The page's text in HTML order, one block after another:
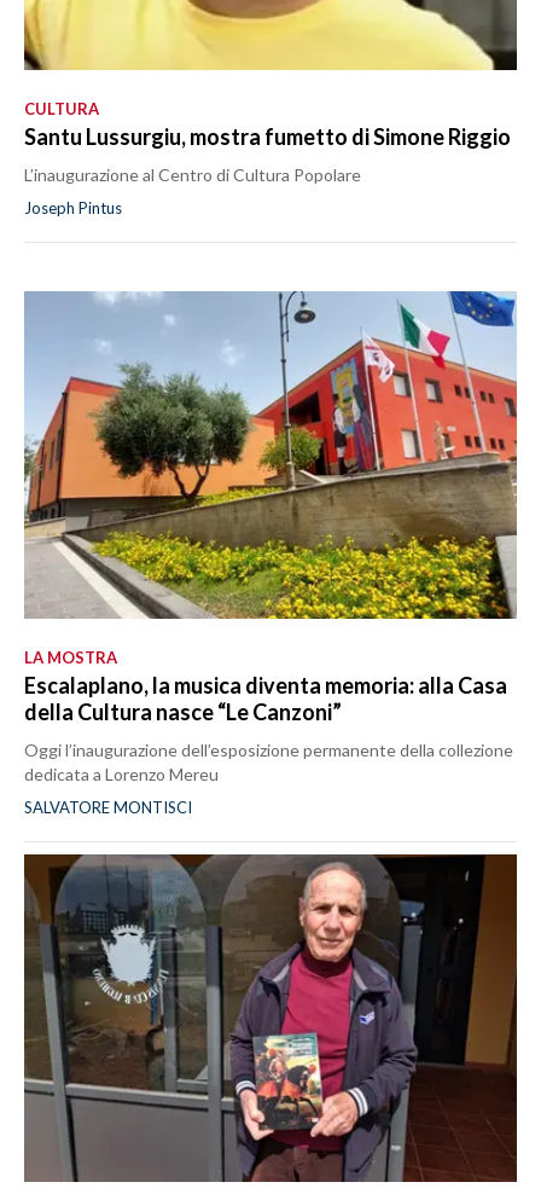
CULTURA
Santu Lussurgiu, mostra fumetto di Simone Riggio
L’inaugurazione al Centro di Cultura Popolare
Joseph Pintus
LA MOSTRA
Escalaplano, la musica diventa memoria: alla Casa
della Cultura nasce “Le Canzoni”
Oggi l’inaugurazione dell’esposizione permanente della collezione
dedicata a Lorenzo Mereu
SALVATORE MONTISCI